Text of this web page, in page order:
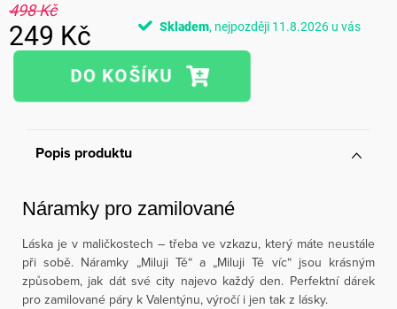
498 Kč
249 Kč
Měrná
Skladem 11.8.2026
Popis produktu
Náramky pro zamilované
Láska je v maličkostech – třeba ve vzkazu, který máte neustále
při sobě. Náramky „Miluji Tě“ a „Miluji Tě víc“ jsou krásným
způsobem, jak dát své city najevo každý den. Perfektní dárek
pro zamilované páry k Valentýnu, výročí i jen tak z lásky.